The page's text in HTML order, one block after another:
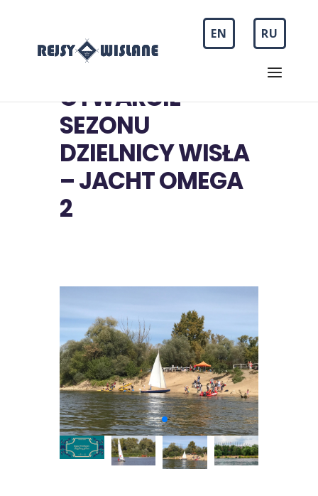
EN RU
OTWARCIE
SEZONU
DZIELNICY WISŁA
– JACHT OMEGA
2